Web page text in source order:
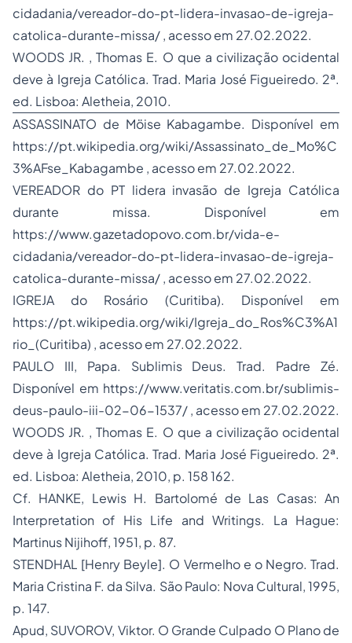
cidadania/vereador-do-pt-lidera-invasao-de-igreja-
catolica-durante-missa/, acesso em 27.02.2022.
WOODS JR. , Thomas E. O que a civilização ocidental
deve à Igreja Católica. Trad. Maria José Figueiredo. 2ª.
ed. Lisboa: Aletheia, 2010.
ASSASSINATO de Möise Kabagambe. Disponível em
https://pt.wikipedia.org/wiki/Assassinato_de_Mo%C
3%AFse_Kabagambe , acesso em 27.02.2022.
VEREADOR do PT lidera invasão de Igreja Católica
durante missa. Disponível em
https://www.gazetadopovo.com.br/vida-e-
cidadania/vereador-do-pt-lidera-invasao-de-igreja-
catolica-durante-missa/, acesso em 27.02.2022.
IGREJA do Rosário (Curitiba). Disponível em
https://pt.wikipedia.org/wiki/Igreja_do_Ros%C3%A1
rio_(Curitiba) , acesso em 27.02.2022.
PAULO III, Papa. Sublimis Deus. Trad. Padre Zé.
Disponível em https://www.veritatis.com.br/sublimis-
deus-paulo-iii-02-06-1537/, acesso em 27.02.2022.
WOODS JR. , Thomas E. O que a civilização ocidental
deve à Igreja Católica. Trad. Maria José Figueiredo. 2ª.
ed. Lisboa: Aletheia, 2010, p. 158 162.
Cf. HANKE, Lewis H. Bartolomé de Las Casas: An
Interpretation of His Life and Writings. La Hague:
Martinus Nijihoff, 1951, p. 87.
STENDHAL [Henry Beyle]. O Vermelho e o Negro. Trad.
Maria Cristina F. da Silva. São Paulo: Nova Cultural, 1995,
p. 147.
Apud, SUVOROV, Viktor. O Grande Culpado O Plano de